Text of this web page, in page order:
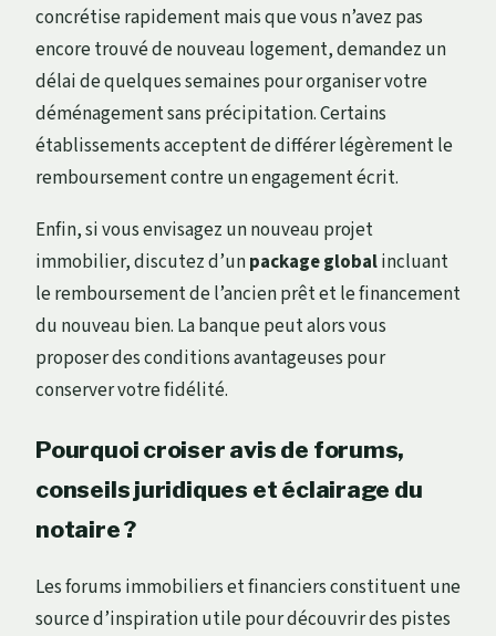
concrétise rapidement mais que vous n’avez pas
encore trouvé de nouveau logement, demandez un
délai de quelques semaines pour organiser votre
déménagement sans précipitation. Certains
établissements acceptent de différer légèrement le
remboursement contre un engagement écrit.
Enfin, si vous envisagez un nouveau projet
immobilier, discutez d’unpackage globalincluant
le remboursement de l’ancien prêt et le financement
du nouveau bien. La banque peut alors vous
proposer des conditions avantageuses pour
conserver votre fidélité.
Pourquoi croiser avis de forums,
conseils juridiques et éclairage du
notaire ?
Les forums immobiliers et financiers constituent une
source d’inspiration utile pour découvrir des pistes